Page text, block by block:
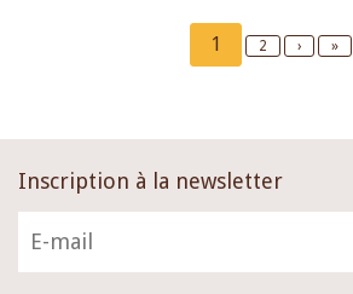
Current
page
1 Page
2
Next
›
Last
»
Inscription à la newsletter